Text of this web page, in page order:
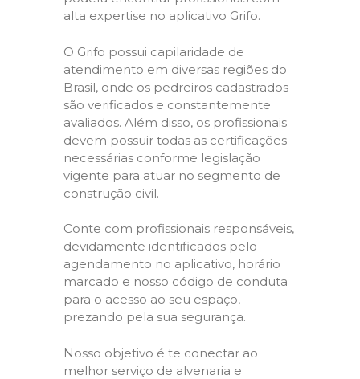
alta expertise no aplicativo Grifo.
O Grifo possui capilaridade de
atendimento em diversas regiões do
Brasil, onde os pedreiros cadastrados
são verificados e constantemente
avaliados. Além disso, os profissionais
devem possuir todas as certificações
necessárias conforme legislação
vigente para atuar no segmento de
construção civil.
Conte com profissionais responsáveis,
devidamente identificados pelo
agendamento no aplicativo, horário
marcado e nosso código de conduta
para o acesso ao seu espaço,
prezando pela sua segurança.
Nosso objetivo é te conectar ao
melhor serviço de alvenaria e